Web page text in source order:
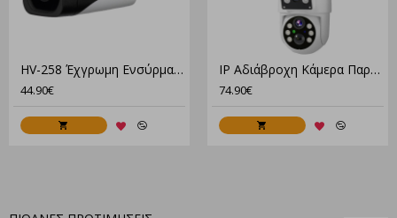
μπορείτε να παρακολουθείτε ζωντανά από το κινητό σας, τι
συμβαίνει σε πραγματικό χρόνο στο χώρο εγκατάστασης της
HV-258 Έχγρωμη Eνσύρματη Κάμερα Ανθεκτική Στις Καιρικές Συνθήκες
44.90€
IP Αδιάβροχη Κάμερα Παρακολούθησης 4G Μπαταρίας Με Ηλιακό Πάνελ XM-3550
74.90€